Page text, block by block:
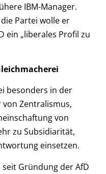
IBM-Manager.
Partei wolle er
ein „liberales Profil zu
besonders in der
Zentralismus,
von
zu Subsidiarität,
einsetzen.
Gründung der AfD